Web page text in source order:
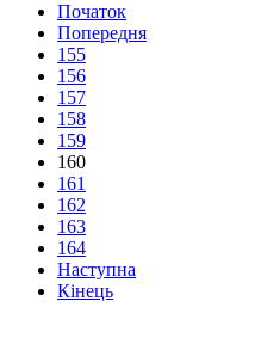
Початок
Попередня
155
156
157
158
159
160
161
162
163
164
Наступна
Кінець